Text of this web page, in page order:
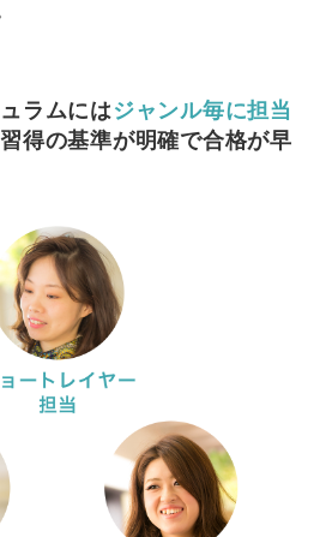
ラムにはジャンル毎に担当
得の基準が明確で合格が早